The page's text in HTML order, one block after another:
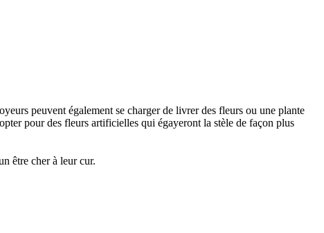
peuvent également se charger de livrer des fleurs ou une plante
pour des fleurs artificielles qui égayeront la stèle de façon plus
être cher à leur cur.